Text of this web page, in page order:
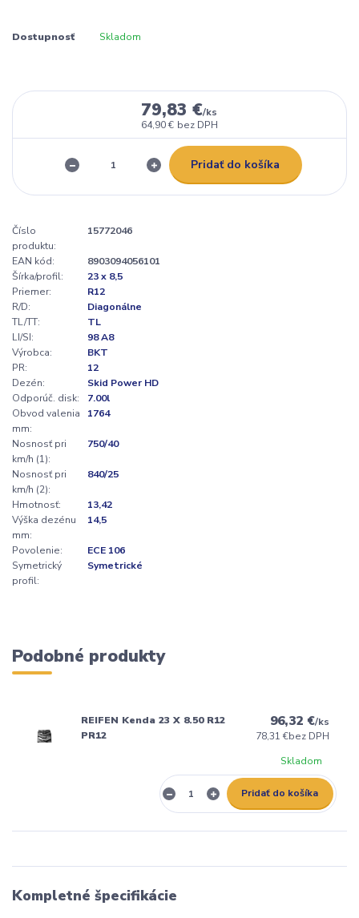
Dostupnosť Skladom
79,83 €/ks
64,90 € bez DPH
Pridať do košíka
Číslo
produktu:
15772046
EAN kód:
8903094056101
Šírka/profil:
23 x 8,5
Priemer:
R12
R/D:
Diagonálne
TL/TT:
TL
LI/SI:
98 A8
Výrobca:
BKT
PR:
12
Dezén:
Skid Power HD
Odporúč. disk:
7.00l
Obvod valenia
mm:
1764
Nosnosť pri
km/h (1):
750/40
Nosnosť pri
km/h (2):
840/25
Hmotnosť:
13,42
Výška dezénu
mm:
14,5
Povolenie:
ECE 106
Symetrický
profil:
Symetrické
Podobné produkty
REIFEN Kenda 23 X 8.50 R12
PR12
96,32 €/ks
78,31 €bez DPH
Skladom
Pridať do košíka
Kompletné špecifikácie